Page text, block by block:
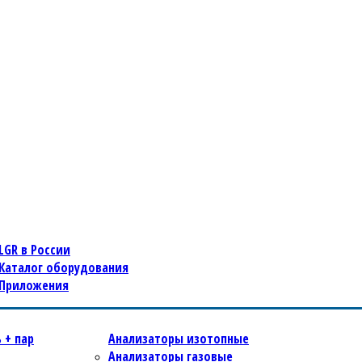
в России
оборудования
Анализаторы изотопные
пар
Анализаторы газовые